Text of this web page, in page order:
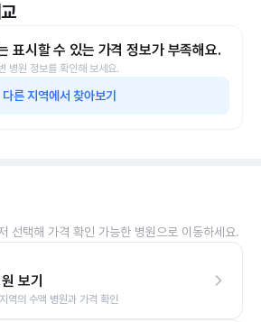
표시할 수 있는 가격 정보가 부족해요.
병원 정보를 확인해 보세요.
다른 지역에서 찾아보기
선택해 가격 확인 가능한 병원으로 이동하세요.
보기
역의 수액 병원과 가격 확인